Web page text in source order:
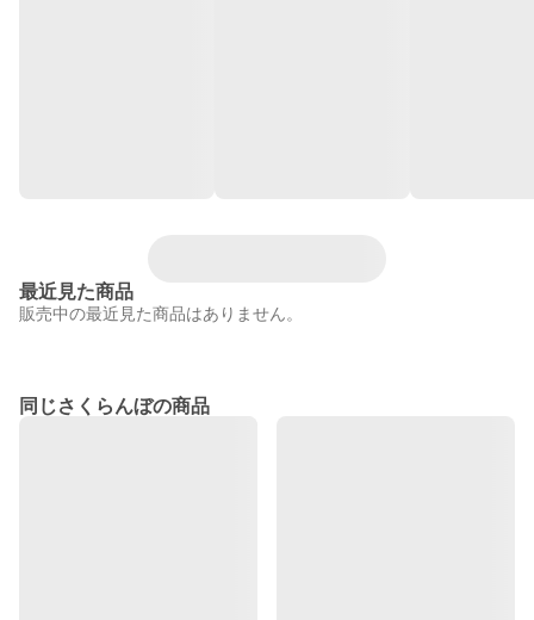
最近見た商品
販売中の最近見た商品はありません。
同じさくらんぼの商品